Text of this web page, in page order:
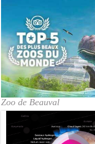
Zoo de Beauval